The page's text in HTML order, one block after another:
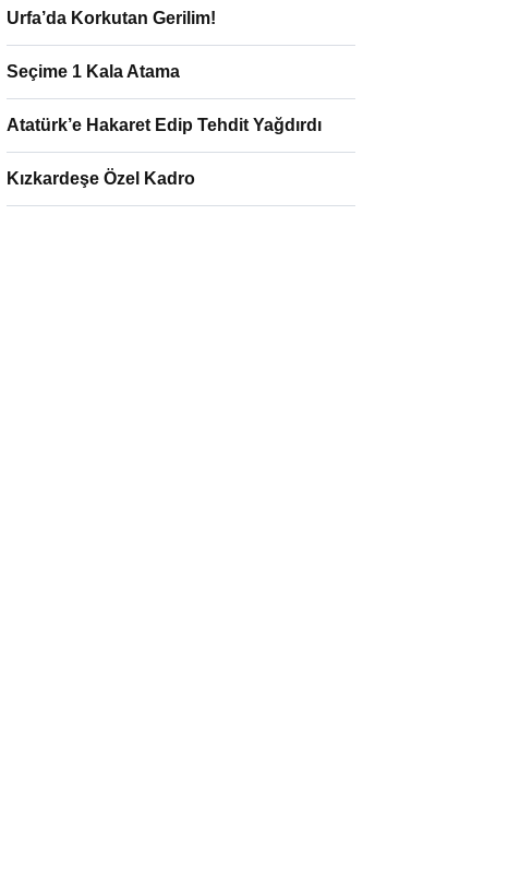
Urfa’da Korkutan Gerilim!
Seçime 1 Kala Atama
Atatürk’e Hakaret Edip Tehdit Yağdırdı
Kızkardeşe Özel Kadro